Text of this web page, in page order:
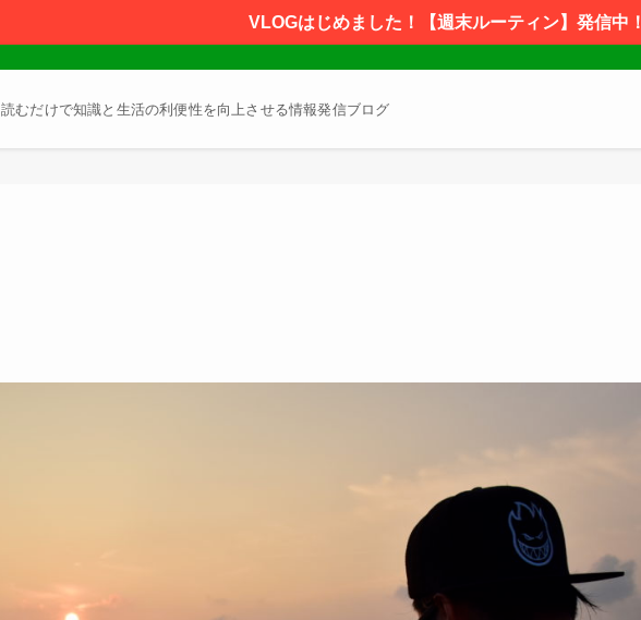
VLOGはじめました！【週末ルーティン】発信中！
読むだけで知識と生活の利便性を向上させる情報発信ブログ